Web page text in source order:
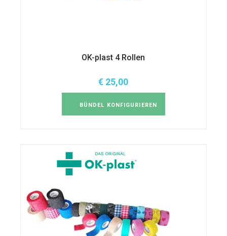
OK-plast 4 Rollen
€ 25,00
BÜNDEL KONFIGURIEREN